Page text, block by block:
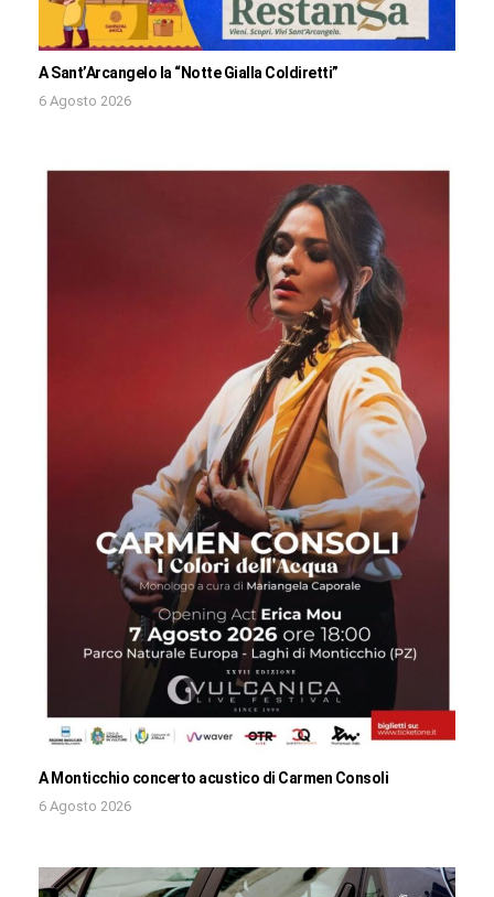
A Sant’Arcangelo la “Notte Gialla Coldiretti”
6 Agosto 2026
A Monticchio concerto acustico di Carmen Consoli
6 Agosto 2026